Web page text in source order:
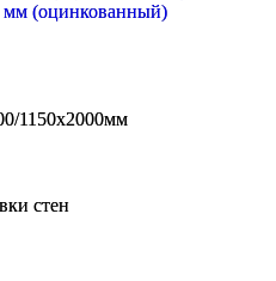
мм (оцинкованный)
1150x2000мм
стен